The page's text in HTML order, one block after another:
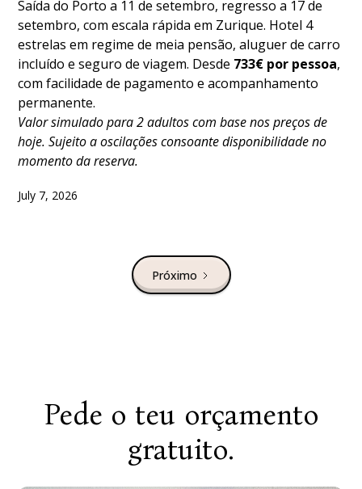
Saída do Porto a 11 de setembro, regresso a 17 de
setembro, com escala rápida em Zurique. Hotel 4
estrelas em regime de meia pensão, aluguer de carro
incluído e seguro de viagem. Desde 733€ por pessoa,
com facilidade de pagamento e acompanhamento
permanente.
Valor simulado para 2 adultos com base nos preços de
hoje. Sujeito a oscilações consoante disponibilidade no
momento da reserva.
July 7, 2026
Próximo
Pede o teu orçamento
gratuito.